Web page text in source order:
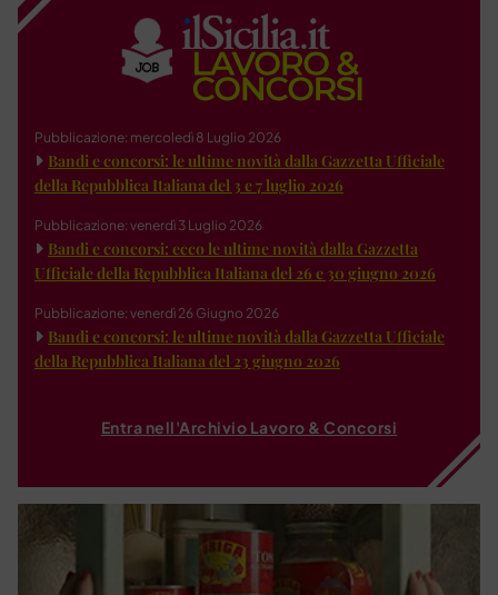
Pubblicazione: mercoledì 8 Luglio 2026
Bandi e concorsi: le ultime novità dalla Gazzetta Ufficiale
della Repubblica Italiana del 3 e 7 luglio 2026
Pubblicazione: venerdì 3 Luglio 2026
Bandi e concorsi: ecco le ultime novità dalla Gazzetta
Ufficiale della Repubblica Italiana del 26 e 30 giugno 2026
Pubblicazione: venerdì 26 Giugno 2026
Bandi e concorsi: le ultime novità dalla Gazzetta Ufficiale
della Repubblica Italiana del 23 giugno 2026
Entra nell'Archivio Lavoro & Concorsi